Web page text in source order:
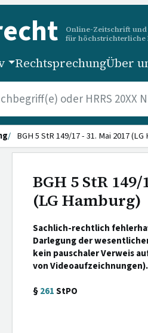
Online-Zeitschrift
für höchstrichterliche
RechtsprechungÜber
BGH 5 StR 149/17 - 31. Mai 2017
BGH 5 StR
(LG Hamburg)
Sachlich-rechtlich
Darlegung der
kein pauschaler Verweis
von Videoaufzeichnungen).
§261StPO